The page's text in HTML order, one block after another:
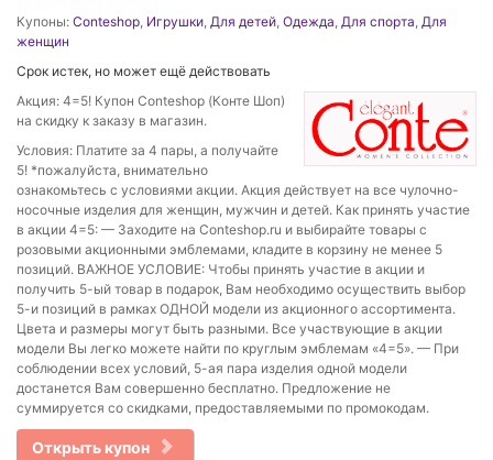
Купоны: Conteshop Игрушки Для детей Одежда Для спорта Для
женщин
Срок истек, но может ещё действовать
Акция: 4=5! Купон Conteshop (Конте Шоп)
на скидку к заказу в магазин.
Условия: Платите за 4 пары, а получайте
5! *пожалуйста, внимательно
ознакомьтесь с условиями акции. Акция действует на все чулочно-
носочные изделия для женщин, мужчин и детей. Как принять участие
в акции 4=5: — Заходите на Conteshop.ru и выбирайте товары с
розовыми акционными эмблемами, кладите в корзину не менее 5
позиций. ВАЖНОЕ УСЛОВИЕ: Чтобы принять участие в акции и
получить 5-ый товар в подарок, Вам необходимо осуществить выбор
5-и позиций в рамках ОДНОЙ модели из акционного ассортимента.
Цвета и размеры могут быть разными. Все участвующие в акции
модели Вы легко можете найти по круглым эмблемам «4=5». — При
соблюдении всех условий, 5-ая пара изделия одной модели
достанется Вам совершенно бесплатно. Предложение не
суммируется со скидками, предоставляемыми по промокодам.
Открыть купон